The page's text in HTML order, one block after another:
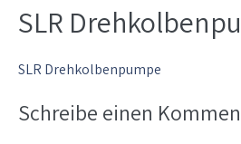
SLR
SLR Drehkolbenpumpe
Schreibe einen